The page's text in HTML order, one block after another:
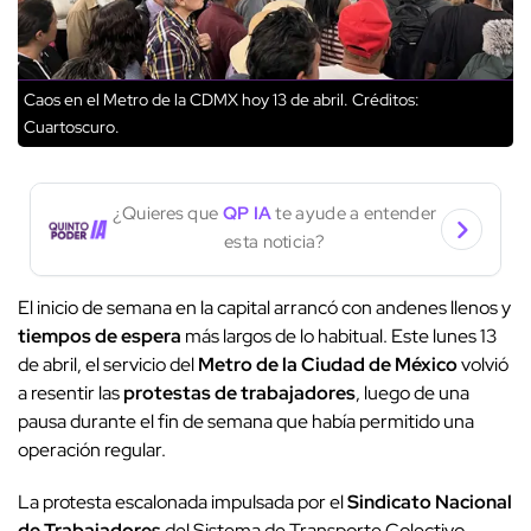
Caos en el Metro de la CDMX hoy 13 de abril. Créditos:
Cuartoscuro.
¿Quieres que QP IAte ayude a entender
esta noticia?
El inicio de semana en la capital arrancó con andenes llenos y
tiempos de espera más largos de lo habitual. Este lunes 13
de abril, el servicio delMetro de la Ciudad de Méxicovolvió
a resentir lasprotestas de trabajadores, luego de una
pausa durante el fin de semana que había permitido una
operación regular.
La protesta escalonada impulsada por elSindicato Nacional